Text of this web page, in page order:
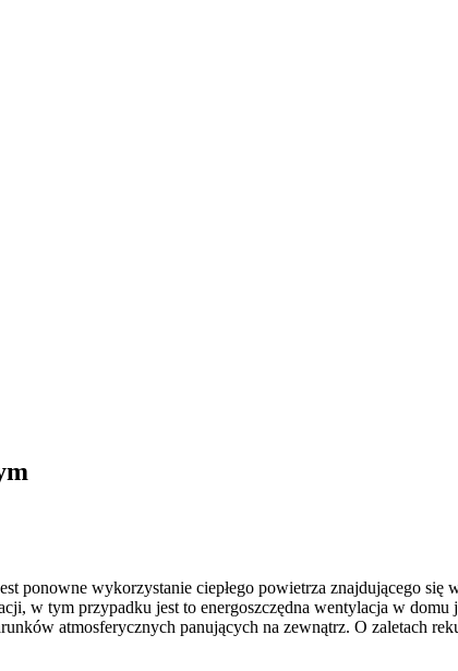
ponowne wykorzystanie ciepłego powietrza znajdującego
w tym przypadku jest to energoszczędna wentylacja w
atmosferycznych panujących na zewnątrz. O zaletach